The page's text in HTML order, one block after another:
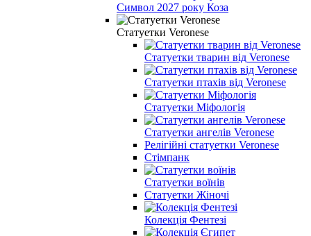
Символ 2027 року Коза
Статуетки Veronese
Статуетки тварин від Veronese
Статуетки птахів від Veronese
Статуетки Міфологія
Статуетки ангелів Veronese
Релігійні статуетки Veronese
Стімпанк
Статуетки воїнів
Статуетки Жіночі
Колекція Фентезі